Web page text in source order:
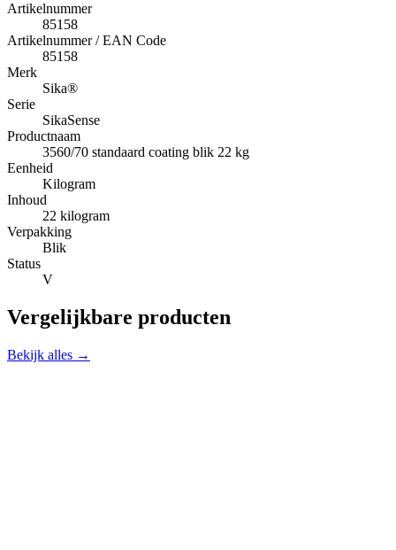
Artikelnummer
85158
Artikelnummer / EAN Code
85158
Merk
Sika®
Serie
SikaSense
Productnaam
3560/70 standaard coating blik 22 kg
Eenheid
Kilogram
Inhoud
22 kilogram
Verpakking
Blik
Status
V
Vergelijkbare producten
Bekijk alles →